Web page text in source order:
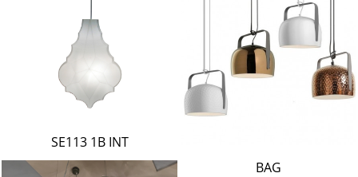
BAG
SE113 1B INT